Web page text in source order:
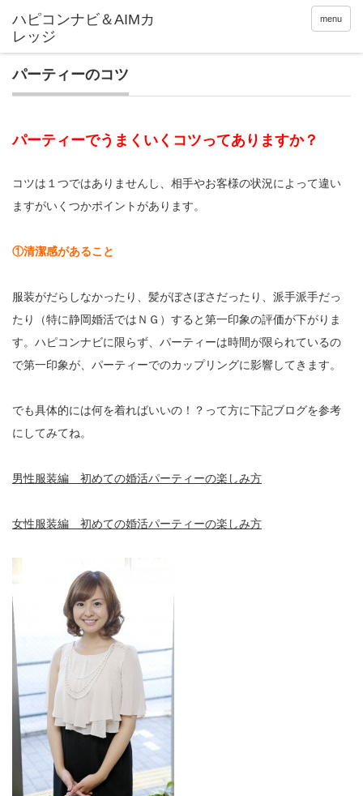
menu
パーティーのコツ
パーティーでうまくいくコツってありますか？
コツは１つではありませんし、相手やお客様の状況によって違い
ますがいくつかポイントがあります。
①清潔感があること
服装がだらしなかったり、髪がぼさぼさだったり、派手派手だっ
たり（特に静岡婚活ではＮＧ）すると第一印象の評価が下がりま
す。ハピコンナビに限らず、パーティーは時間が限られているの
で第一印象が、パーティーでのカップリングに影響してきます。
でも具体的には何を着ればいいの！？って方に下記ブログを参考
にしてみてね。
男性服装編 初めての婚活パーティーの楽しみ方
女性服装編 初めての婚活パーティーの楽しみ方